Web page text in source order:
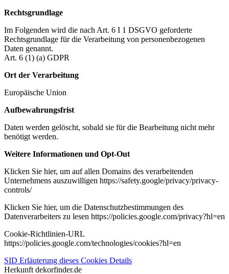
Rechtsgrundlage
Im Folgenden wird die nach Art. 6 I 1 DSGVO geforderte
Rechtsgrundlage für die Verarbeitung von personenbezogenen
Daten genannt.
Art. 6 (1) (a) GDPR
Ort der Verarbeitung
Europäische Union
Aufbewahrungsfrist
Daten werden gelöscht, sobald sie für die Bearbeitung nicht mehr
benötigt werden.
Weitere Informationen und Opt-Out
Klicken Sie hier, um auf allen Domains des verarbeitenden
Unternehmens auszuwilligen https://safety.google/privacy/privacy-
controls/
Klicken Sie hier, um die Datenschutzbestimmungen des
Datenverarbeiters zu lesen https://policies.google.com/privacy?hl=en
Cookie-Richtlinien-URL
https://policies.google.com/technologies/cookies?hl=en
SID Erläuterung dieses Cookies Details
Herkunft dekorfinder.de